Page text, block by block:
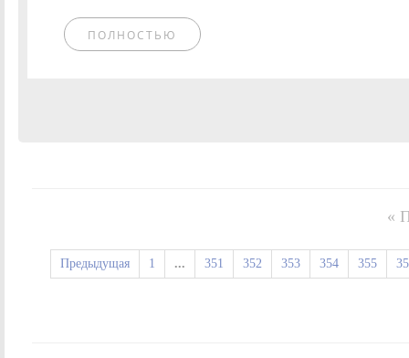
ПОЛНОСТЬЮ
«
Предыдущая 1 ... 351 352 353 354 355